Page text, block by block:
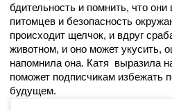
бдительность и помнить, что они
питомцев и безопасность
происходит щелчок, и вдруг
животном, и оно может укусить,
напомнила она. Катя выразила
поможет подписчикам избежать
будущем.